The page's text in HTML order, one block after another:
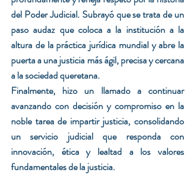
del Poder Judicial. Subrayó que se trata de un
paso audaz que coloca a la institución a la
altura de la práctica jurídica mundial y abre la
puerta a una justicia más ágil, precisa y cercana
a la sociedad queretana.
Finalmente, hizo un llamado a continuar
avanzando con decisión y compromiso en la
noble tarea de impartir justicia, consolidando
un servicio judicial que responda con
innovación, ética y lealtad a los valores
fundamentales de la justicia.